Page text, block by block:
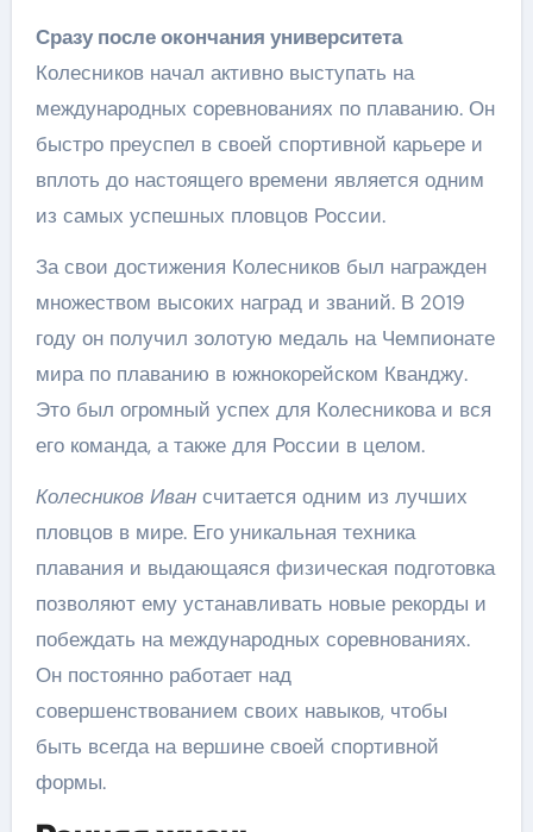
Сразу после окончания университета
Колесников начал активно выступать на
международных соревнованиях по плаванию. Он
быстро преуспел в своей спортивной карьере и
вплоть до настоящего времени является одним
из самых успешных пловцов России.
За свои достижения Колесников был награжден
множеством высоких наград и званий. В 2019
году он получил золотую медаль на Чемпионате
мира по плаванию в южнокорейском Кванджу.
Это был огромный успех для Колесникова и вся
его команда, а также для России в целом.
Колесников Ивансчитается одним из лучших
пловцов в мире. Его уникальная техника
плавания и выдающаяся физическая подготовка
позволяют ему устанавливать новые рекорды и
побеждать на международных соревнованиях.
Он постоянно работает над
совершенствованием своих навыков, чтобы
быть всегда на вершине своей спортивной
формы.